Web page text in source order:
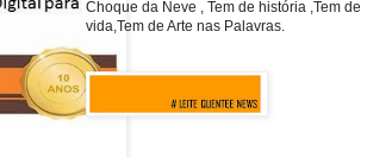
Choque da Neve , Tem de história ,Tem de
vida,Tem de Arte nas Palavras.